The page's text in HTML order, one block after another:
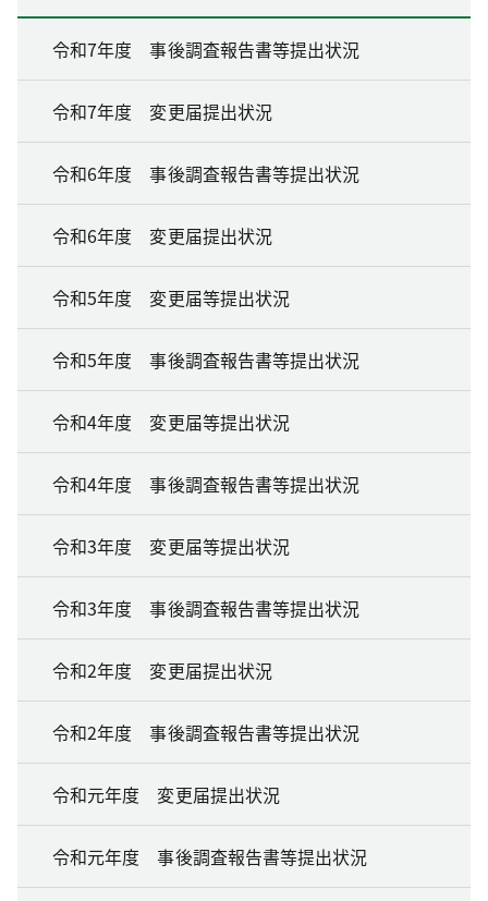
令和7年度 事後調査報告書等提出状況
令和7年度 変更届提出状況
令和6年度 事後調査報告書等提出状況
令和6年度 変更届提出状況
令和5年度 変更届等提出状況
令和5年度 事後調査報告書等提出状況
令和4年度 変更届等提出状況
令和4年度 事後調査報告書等提出状況
令和3年度 変更届等提出状況
令和3年度 事後調査報告書等提出状況
令和2年度 変更届提出状況
令和2年度 事後調査報告書等提出状況
令和元年度 変更届提出状況
令和元年度 事後調査報告書等提出状況